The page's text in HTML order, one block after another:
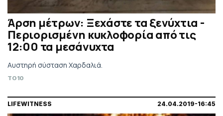
Άρση μέτρων: Ξεχάστε τα ξενύχτια -
Περιορισμένη κυκλοφορία από τις
12:00 τα μεσάνυχτα
Αυστηρή σύσταση Χαρδαλιά.
TO10
LIFEWITNESS 24.04.2019-16:45